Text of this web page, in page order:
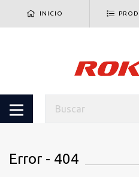
INICIO
Error - 404